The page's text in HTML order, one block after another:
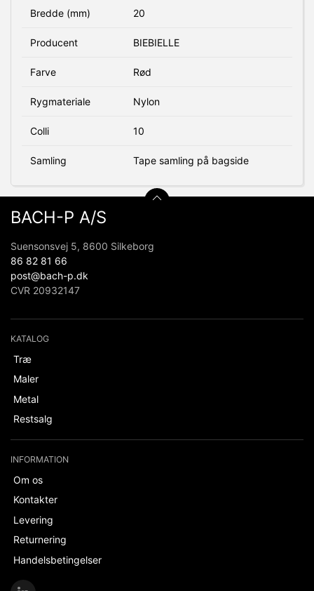
Bredde (mm) 20
Producent BIEBIELLE
Farve Rød
Rygmateriale Nylon
Colli 10
Samling Tape samling på bagside
BACH-P A/S
Suensonsvej 5, 8600 Silkeborg
86 82 81 66
post@bach-p.dk
CVR 20932147
KATALOG
Træ
Maler
Metal
Restsalg
INFORMATION
Om os
Kontakter
Levering
Returnering
Handelsbetingelser